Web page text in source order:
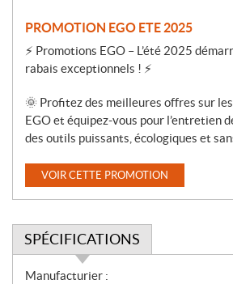
PROMOTION EGO ETE 2025
⚡ Promotions EGO – L’été 2025
rabais exceptionnels ! ⚡
🌞 Profitez des meilleures offres sur
EGO et équipez-vous pour l’entretien
des outils puissants, écologiques et
VOIR CETTE PROMOTION
SPÉCIFICATIONS
S
Manufacturier :